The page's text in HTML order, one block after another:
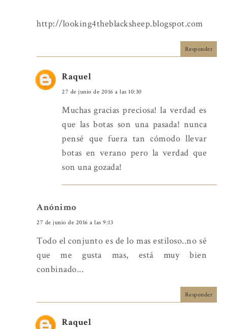
http://looking4theblacksheep.blogspot.com
Responder
Raquel
27 de junio de 2016 a las 10:30
Muchas gracias preciosa! la verdad es
que las botas son una pasada! nunca
pensé que fuera tan cómodo llevar
botas en verano pero la verdad que
son una gozada!
Anónimo
27 de junio de 2016 a las 9:13
Todo el conjunto es de lo mas estiloso..no sé
que me gusta mas, está muy bien
conbinado...
Responder
Raquel